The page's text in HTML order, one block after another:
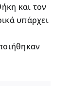
και τον
υπάρχει